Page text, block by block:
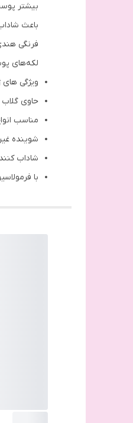
بیشتر
فرنگی
لکه‌های
ویژگی
حاوی گلاب
مناسب
شوینده
شاداب
با